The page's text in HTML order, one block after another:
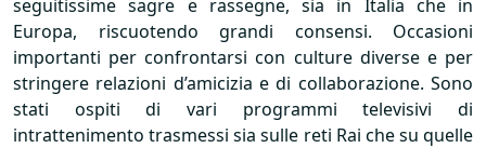
seguitissime sagre e rassegne, sia in Italia che in
Europa, riscuotendo grandi consensi. Occasioni
importanti per confrontarsi con culture diverse e per
stringere relazioni d’amicizia e di collaborazione. Sono
stati ospiti di vari programmi televisivi di
intrattenimento trasmessi sia sulle reti Rai che su quelle